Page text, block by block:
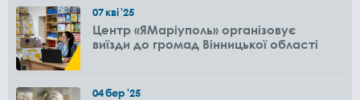
07кві'25
Центр «ЯМаріуполь» організовує
виїзди до громад Вінницької області
04бер'25